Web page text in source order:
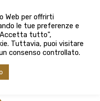
Web per offrirti
le tue preferenze e
tutto",
Tuttavia, puoi visitare
consenso controllato.